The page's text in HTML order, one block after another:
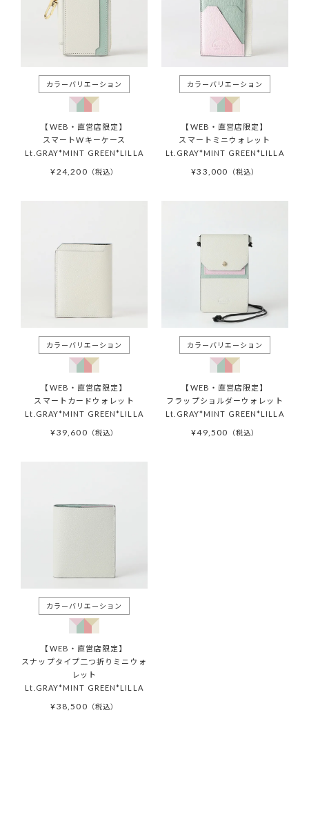
【WEB・直営店限定】
スマートWキーケース
Lt.GRAY*MINT GREEN*LILLA
¥24,200 税込
【WEB・直営店限定】
スマートミニウォレット
Lt.GRAY*MINT GREEN*LILLA
¥33,000 税込
【WEB・直営店限定】
スマートカードウォレット
Lt.GRAY*MINT GREEN*LILLA
¥39,600 税込
【WEB・直営店限定】
フラップショルダーウォレット
Lt.GRAY*MINT GREEN*LILLA
¥49,500 税込
【WEB・直営店限定】
スナップタイプ二つ折りミニウォ
レット
Lt.GRAY*MINT GREEN*LILLA
¥38,500 税込